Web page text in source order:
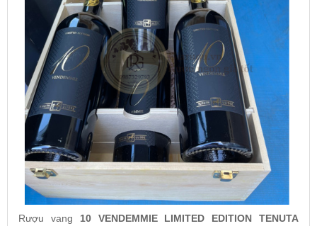
Rượu vang 10 VENDEMMIE LIMITED EDITION TENUTA